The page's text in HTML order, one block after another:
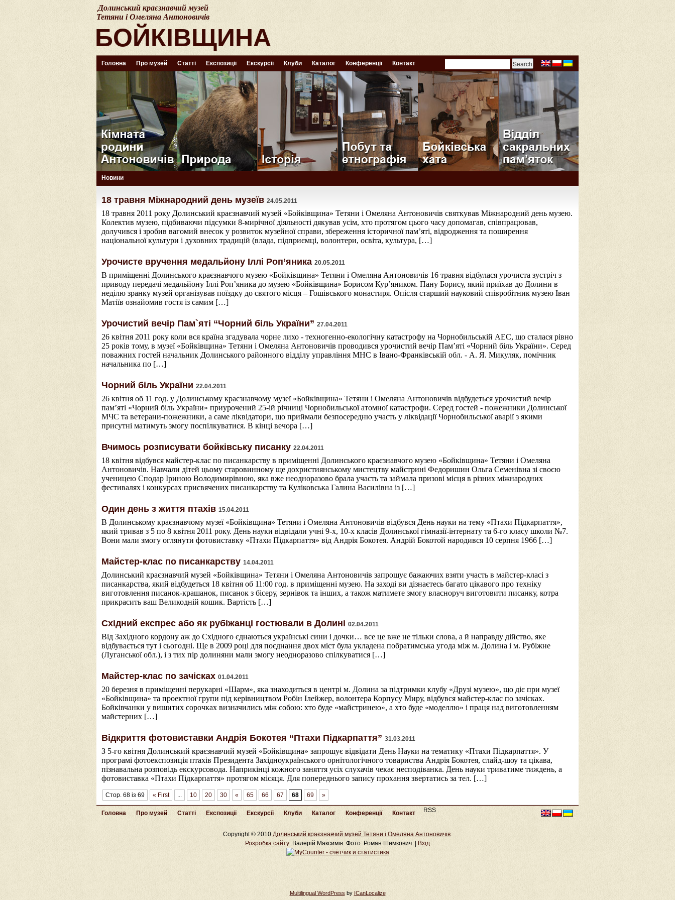
Долинський краєзнавчий музей
Тетяни і Омеляна Антоновичів
БОЙКІВЩИНА
Головна Про музей Статті Експозиції Екскурсії Клуби Каталог Конференції Контакт
Новини
18 травня Міжнародний день музеїв 24.05.2011
18 травня 2011 року Долинський краєзнавчий музей «Бойківщина» Тетяни і Омеляна Антоновичів святкував Міжнародний день музею.
Колектив музею, підбиваючи підсумки 8-мирічної діяльності дякував усім, хто протягом цього часу допомагав, співпрацював,
долучився і зробив вагомий внесок у розвиток музейної справи, збереження історичної пам’яті, відродження та поширення
національної культури і духовних традицій (влада, підприємці, волонтери, освіта, культура, […]
Урочисте вручення медальйону Іллі Роп’яника 20.05.2011
В приміщенні Долинського краєзнавчого музею «Бойківщина» Тетяни і Омеляна Антоновичів 16 травня відбулася урочиста зустріч з
приводу передачі медальйону Іллі Роп’яника до музею «Бойківщина» Борисом Кур’яником. Пану Борису, який приїхав до Долини в
неділю зранку музей організував поїздку до святого місця – Гошівського монастиря. Опісля старший науковий співробітник музею Іван
Матіїв ознайомив гостя із самим […]
Урочистий вечір Пам`яті “Чорний біль України” 27.04.2011
26 квітня 2011 року коли вся країна згадувала чорне лихо - техногенно-екологічну катастрофу на Чорнобильській АЕС, що сталася рівно
25 років тому, в музеї «Бойківщина» Тетяни і Омеляна Антоновичів проводився урочистий вечір Пам’яті «Чорний біль України». Серед
поважних гостей начальник Долинського районного відділу управління МНС в Івано-Франківській обл. - А. Я. Микуляк, помічник
начальника по […]
Чорний біль України 22.04.2011
26 квітня об 11 год. у Долинському краєзнавчому музеї «Бойківщина» Тетяни і Омеляна Антоновичів відбудеться урочистий вечір
пам’яті «Чорний біль України» приурочений 25-ій річниці Чорнобильської атомної катастрофи. Серед гостей - пожежники Долинської
МЧС та ветерани-пожежники, а саме ліквідатори, що приймали безпосередню участь у ліквідації Чорнобильської аварії з якими
присутні матимуть змогу поспілкуватися. В кінці вечора […]
Вчимось розписувати бойківську писанку 22.04.2011
18 квітня відбувся майстер-клас по писанкарству в приміщенні Долинського краєзнавчого музею «Бойківщина» Тетяни і Омеляна
Антоновичів. Навчали дітей цьому старовинному ще дохристиянському мистецтву майстрині Федоришин Ольга Семенівна зі своєю
ученицею Сподар Іриною Володимирівною, яка вже неодноразово брала участь та займала призові місця в різних міжнародних
фестивалях і конкурсах присвячених писанкарству та Куліковська Галина Василівна із […]
Один день з життя птахів 15.04.2011
В Долинському краєзнавчому музеї «Бойківщина» Тетяни і Омеляна Антоновичів відбувся День науки на тему «Птахи Підкарпаття»,
який тривав з 5 по 8 квітня 2011 року. День науки відвідали учні 9-х, 10-х класів Долинської гімназії-інтернату та 6-го класу школи №7.
Вони мали змогу оглянути фотовиставку «Птахи Підкарпаття» від Андрія Бокотея. Андрій Бокотой народився 10 серпня 1966 […]
Майстер-клас по писанкарству 14.04.2011
Долинський краєзнавчий музей «Бойківщина» Тетяни і Омеляна Антоновичів запрошує бажаючих взяти участь в майстер-класі з
писанкарства, який відбудеться 18 квітня об 11:00 год. в приміщенні музею. На заході ви дізнаєтесь багато цікавого про техніку
виготовлення писанок-крашанок, писанок з бісеру, зернівок та інших, а також матимете змогу власноруч виготовити писанку, котра
прикрасить ваш Великодній кошик. Вартість […]
Східний експрес або як рубіжанці гостювали в Долині 02.04.2011
Від Західного кордону аж до Східного єднаються українські сини і дочки… все це вже не тільки слова, а й направду дійство, яке
відбувається тут і сьогодні. Ще в 2009 році для поєднання двох міст була укладена побратимська угода між м. Долина і м. Рубіжне
(Луганської обл.), і з тих пір долиняни мали змогу неодноразово спілкуватися […]
Майстер-клас по зачісках 01.04.2011
20 березня в приміщенні перукарні «Шарм», яка знаходиться в центрі м. Долина за підтримки клубу «Друзі музею», що діє при музеї
«Бойківщина» та проектної групи під керівництвом Робін Ілейжер, волонтера Корпусу Миру, відбувся майстер-клас по зачісках.
Бойківчанки у вишитих сорочках визначились між собою: хто буде «майстринею», а хто буде «моделлю» і праця над виготовленням
майстерних […]
Відкриття фотовиставки Андрія Бокотея “Птахи Підкарпаття” 31.03.2011
З 5-го квітня Долинський краєзнавчий музей «Бойківщина» запрошує відвідати День Науки на тематику «Птахи Підкарпаття». У
програмі фотоекспозиція птахів Президента Західноукраїнського орнітологічного товариства Андрія Бокотея, слайд-шоу та цікава,
пізнавальна розповідь екскурсовода. Наприкінці кожного заняття усіх слухачів чекає несподіванка. День науки триватиме тиждень, а
фотовиставка «Птахи Підкарпаття» протягом місяця. Для попереднього запису прохання звертатись за тел. […]
Стор. 68 із 69 « First ... 10 20 30 « 65 66 67 68 69 »
Головна Про музей Статті Експозиції Екскурсії Клуби Каталог Конференції Контакт RSS
Copyright © 2010 Долинський краєзнавчий музей Тетяни і Омеляна Антоновичів.
Розробка cайту: Валерій Максимів. Фото: Роман Шимкович. | Вхід
Multilingual WordPress by ICanLocalize